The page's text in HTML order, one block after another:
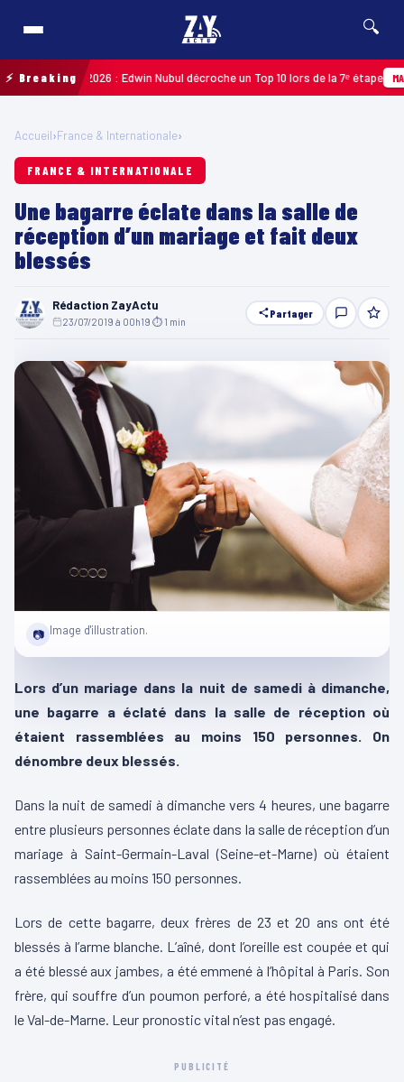
🔍
⚡ Breaking2026 : Edwin Nubul décroche un Top 10 lors de la 7ᵉ étape
Accueil›France & Internationale›
FRANCE & INTERNATIONALE
Une bagarre éclate dans la salle de
réception d’un mariage et fait deux
blessés
Rédaction ZayActu
23/07/2019 à 00h19 ⏱ 1 min
Partager
📷 Image d'illustration.
Lors d’un mariage dans la nuit de samedi à dimanche,
une bagarre a éclaté dans la salle de réception où
étaient rassemblées au moins 150 personnes. On
dénombre deux blessés.
Dans la nuit de samedi à dimanche vers 4 heures, une bagarre
entre plusieurs personnes éclate dans la salle de réception d’un
mariage à Saint-Germain-Laval (Seine-et-Marne) où étaient
rassemblées au moins 150 personnes.
Lors de cette bagarre, deux frères de 23 et 20 ans ont été
blessés à l’arme blanche. L’aîné, dont l’oreille est coupée et qui
a été blessé aux jambes, a été emmené à l’hôpital à Paris. Son
frère, qui souffre d’un poumon perforé, a été hospitalisé dans
le Val-de-Marne. Leur pronostic vital n’est pas engagé.
PUBLICITÉ